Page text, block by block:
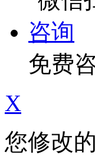
咨询
免费
X
您修改